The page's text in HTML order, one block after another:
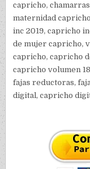
capricho,
maternidad
inc 2019, capricho
de mujer capricho,
capricho, capricho
capricho volumen
fajas reductoras,
digital, capricho